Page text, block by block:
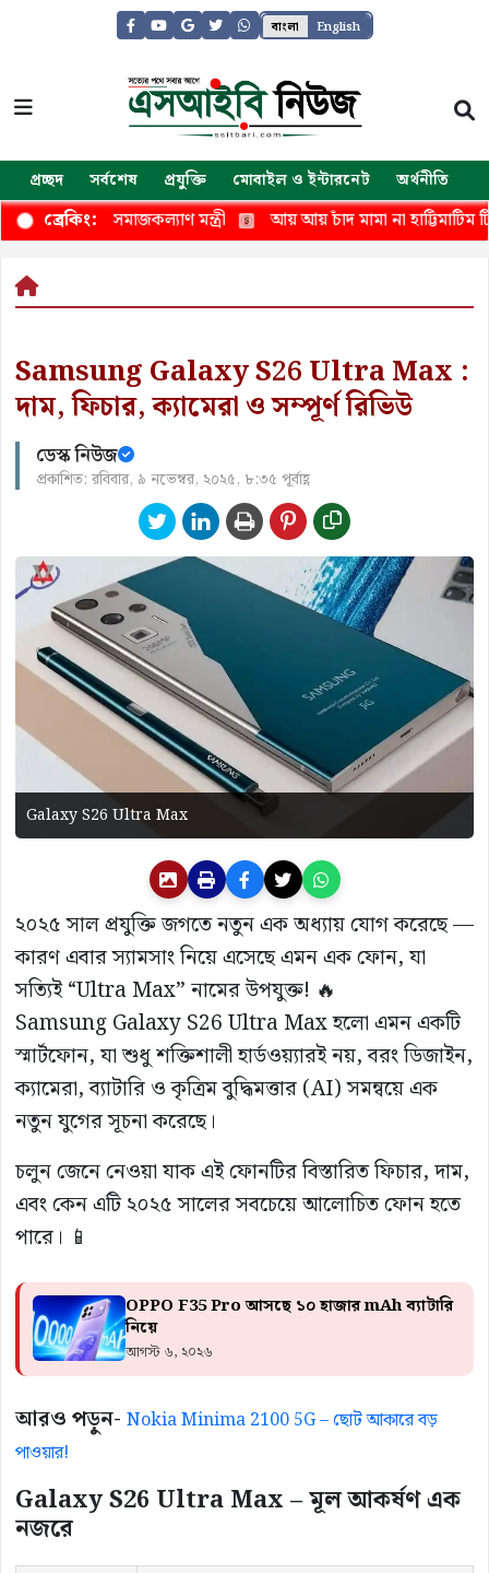
বাংলা English
প্রচ্ছদ সর্বশেষ প্রযুক্তি মোবাইল ও ইন্টারনেট অর্থনীতি
ব্রেকিং:
সমাজকল্যাণ মন্ত্রী আয় আয় চাঁদ মামা না হাট্টিমাটিম টিম,
Samsung Galaxy S26 Ultra Max :
দাম, ফিচার, ক্যামেরা ও সম্পূর্ণ রিভিউ
ডেস্ক নিউজ
প্রকাশিত: রবিবার, ৯ নভেম্বর, ২০২৫, ৮:৩৫ পূর্বাহ্ণ
Galaxy S26 Ultra Max
২০২৫ সাল প্রযুক্তি জগতে নতুন এক অধ্যায় যোগ করেছে —
কারণ এবার স্যামসাং নিয়ে এসেছে এমন এক ফোন, যা
সত্যিই “Ultra Max” নামের উপযুক্ত! 🔥
Samsung Galaxy S26 Ultra Max হলো এমন একটি
স্মার্টফোন, যা শুধু শক্তিশালী হার্ডওয়্যারই নয়, বরং ডিজাইন,
ক্যামেরা, ব্যাটারি ও কৃত্রিম বুদ্ধিমত্তার (AI) সমন্বয়ে এক
নতুন যুগের সূচনা করেছে।
চলুন জেনে নেওয়া যাক এই ফোনটির বিস্তারিত ফিচার, দাম,
এবং কেন এটি ২০২৫ সালের সবচেয়ে আলোচিত ফোন হতে
পারে। 📱
OPPO F35 Pro আসছে ১০ হাজার mAh ব্যাটারি
নিয়ে
আগস্ট ৬, ২০২৬
আরও পড়ুন- Nokia Minima 2100 5G – ছোট আকারে বড়
পাওয়ার!
Galaxy S26 Ultra Max – মূল আকর্ষণ এক
নজরে